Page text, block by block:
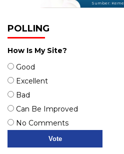
Sumber:
POLLING
How Is My Site?
Good
Excellent
Bad
Can Be Improved
No Comments